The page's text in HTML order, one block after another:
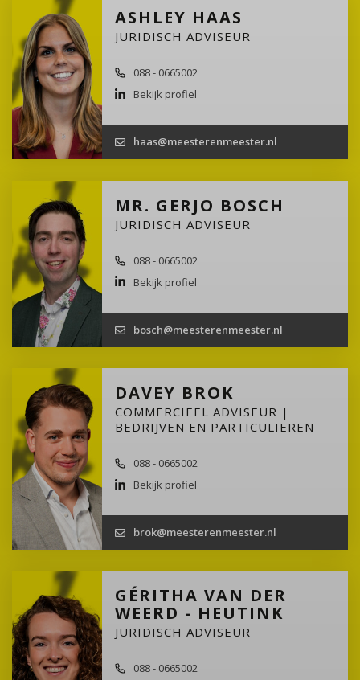
ASHLEY HAAS
JURIDISCH ADVISEUR
088 - 0665002
Bekijk profiel
haas@meesterenmeester.nl
MR. GERJO BOSCH
JURIDISCH ADVISEUR
088 - 0665002
Bekijk profiel
bosch@meesterenmeester.nl
DAVEY BROK
COMMERCIEEL ADVISEUR |
BEDRIJVEN EN PARTICULIEREN
088 - 0665002
Bekijk profiel
brok@meesterenmeester.nl
GÉRITHA VAN DER
WEERD - HEUTINK
JURIDISCH ADVISEUR
088 - 0665002